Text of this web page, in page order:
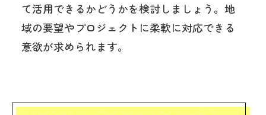
て活用できるかどうかを検討しましょう。地
域の要望やプロジェクトに柔軟に対応できる
意欲が求められます。